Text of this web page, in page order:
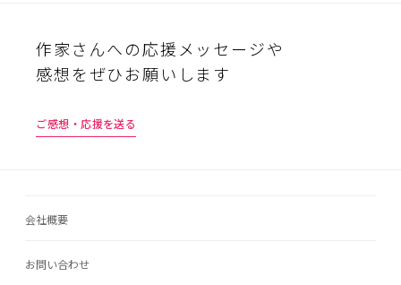
作家さんへの応援メッセージや
感想をぜひお願いします
ご感想・応援を送る
会社概要
お問い合わせ